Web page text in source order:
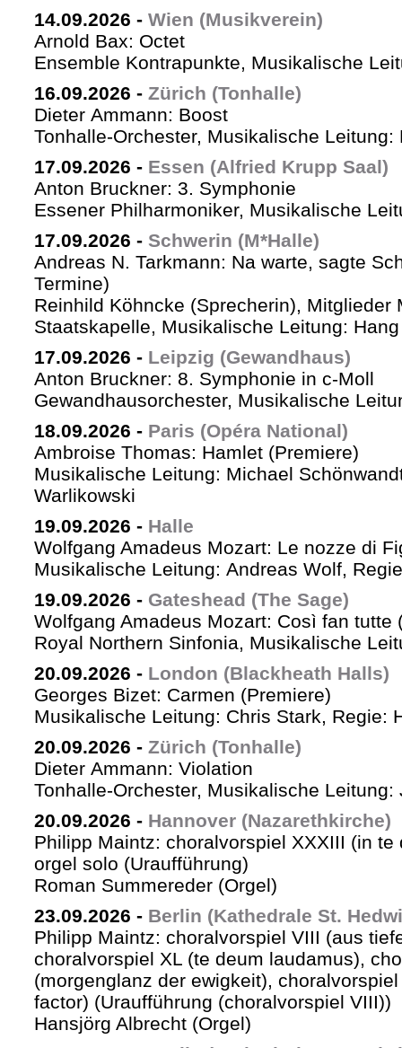
14.09.2026 - Wien (Musikverein)
Arnold Bax: Octet
Ensemble Kontrapunkte, Musikalische
16.09.2026 - Zürich (Tonhalle)
Dieter Ammann: Boost
Tonhalle-Orchester, Musikalische Leitung:
17.09.2026 - Essen (Alfried Krupp Saal)
Anton Bruckner: 3. Symphonie
Essener Philharmoniker, Musikalische
17.09.2026 - Schwerin (M*Halle)
Andreas N. Tarkmann: Na warte, sagte
Termine)
Reinhild Köhncke (Sprecherin), Mitglieder
Staatskapelle, Musikalische Leitung:
17.09.2026 - Leipzig (Gewandhaus)
Anton Bruckner: 8. Symphonie in c-Moll
Gewandhausorchester, Musikalische
18.09.2026 - Paris (Opéra National)
Ambroise Thomas: Hamlet (Premiere)
Musikalische Leitung: Michael
Warlikowski
19.09.2026 - Halle
Wolfgang Amadeus Mozart: Le nozze di
Musikalische Leitung: Andreas Wolf,
19.09.2026 - Gateshead (The Sage)
Wolfgang Amadeus Mozart: Così fan tutte
Royal Northern Sinfonia, Musikalische
20.09.2026 - London (Blackheath Halls)
Georges Bizet: Carmen (Premiere)
Musikalische Leitung: Chris Stark, Regie:
20.09.2026 - Zürich (Tonhalle)
Dieter Ammann: Violation
Tonhalle-Orchester, Musikalische Leitung:
20.09.2026 - Hannover (Nazarethkirche)
Philipp Maintz: choralvorspiel XXXIII (in te
orgel solo (Uraufführung)
Roman Summereder (Orgel)
23.09.2026 - Berlin (Kathedrale St.
Philipp Maintz: choralvorspiel VIII (aus
choralvorspiel XL (te deum laudamus),
(morgenglanz der ewigkeit),
factor) (Uraufführung (choralvorspiel VIII))
Hansjörg Albrecht (Orgel)